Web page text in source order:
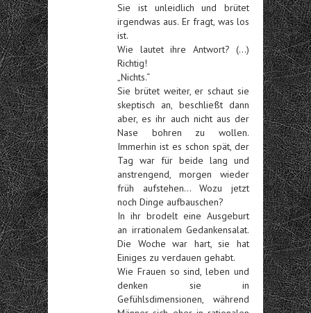
Sie ist unleidlich und brütet
irgendwas aus. Er fragt, was los
ist.
Wie lautet ihre Antwort? (…)
Richtig!
„Nichts.“
Sie brütet weiter, er schaut sie
skeptisch an, beschließt dann
aber, es ihr auch nicht aus der
Nase bohren zu wollen.
Immerhin ist es schon spät, der
Tag war für beide lang und
anstrengend, morgen wieder
früh aufstehen… Wozu jetzt
noch Dinge aufbauschen?
In ihr brodelt eine Ausgeburt
an irrationalem Gedankensalat.
Die Woche war hart, sie hat
Einiges zu verdauen gehabt.
Wie Frauen so sind, leben und
denken sie in
Gefühlsdimensionen, während